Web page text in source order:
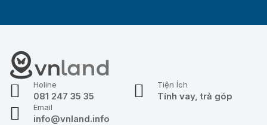
Holine
081 247 35 35
Tiện Ích
Tính vay, trả góp
Email
info@vnland.info